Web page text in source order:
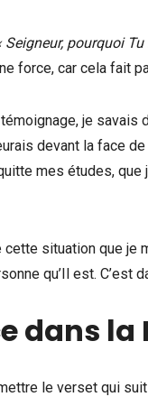
Seigneur, pourquoi
force, car cela fait
je
devant la face
mes études,
cette situation que je
qu’Il est. C’est
dans la
le verset qui